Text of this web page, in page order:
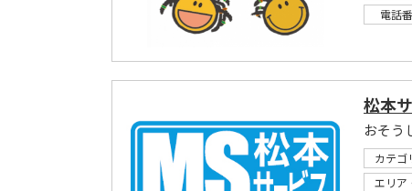
電話
松本
おそう
カテゴ
エリア